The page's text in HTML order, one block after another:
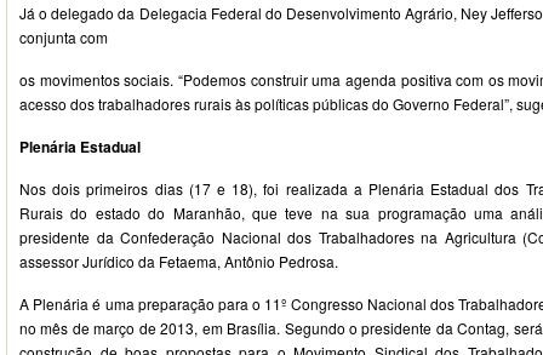
Já o delegado da Delegacia Federal do Desenvolvimento Agrário, Ney
conjunta com
os movimentos sociais. “Podemos construir uma agenda positiva com os
acesso dos trabalhadores rurais às políticas públicas do Governo Federal”,
Plenária Estadual
Nos dois primeiros dias (17 e 18), foi realizada a Plenária Estadual dos
Rurais do estado do Maranhão, que teve na sua programação uma
presidente da Confederação Nacional dos Trabalhadores na Agricultura
assessor Jurídico da Fetaema, Antônio Pedrosa.
A Plenária é uma preparação para o 11º Congresso Nacional dos
no mês de março de 2013, em Brasília. Segundo o presidente da Contag,